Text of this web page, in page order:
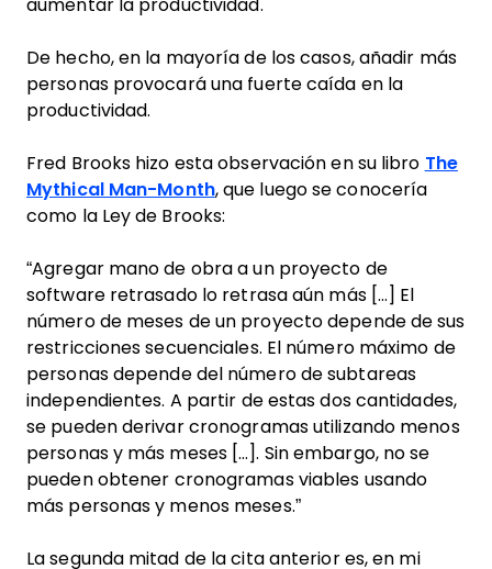
aumentar la productividad.
De hecho, en la mayoría de los casos, añadir más
personas provocará una fuerte caída en la
productividad.
Fred Brooks hizo esta observación en su libro The
Mythical Man-Month, que luego se conocería
como la Ley de Brooks:
“Agregar mano de obra a un proyecto de
software retrasado lo retrasa aún más […] El
número de meses de un proyecto depende de sus
restricciones secuenciales. El número máximo de
personas depende del número de subtareas
independientes. A partir de estas dos cantidades,
se pueden derivar cronogramas utilizando menos
personas y más meses […]. Sin embargo, no se
pueden obtener cronogramas viables usando
más personas y menos meses.”
La segunda mitad de la cita anterior es, en mi